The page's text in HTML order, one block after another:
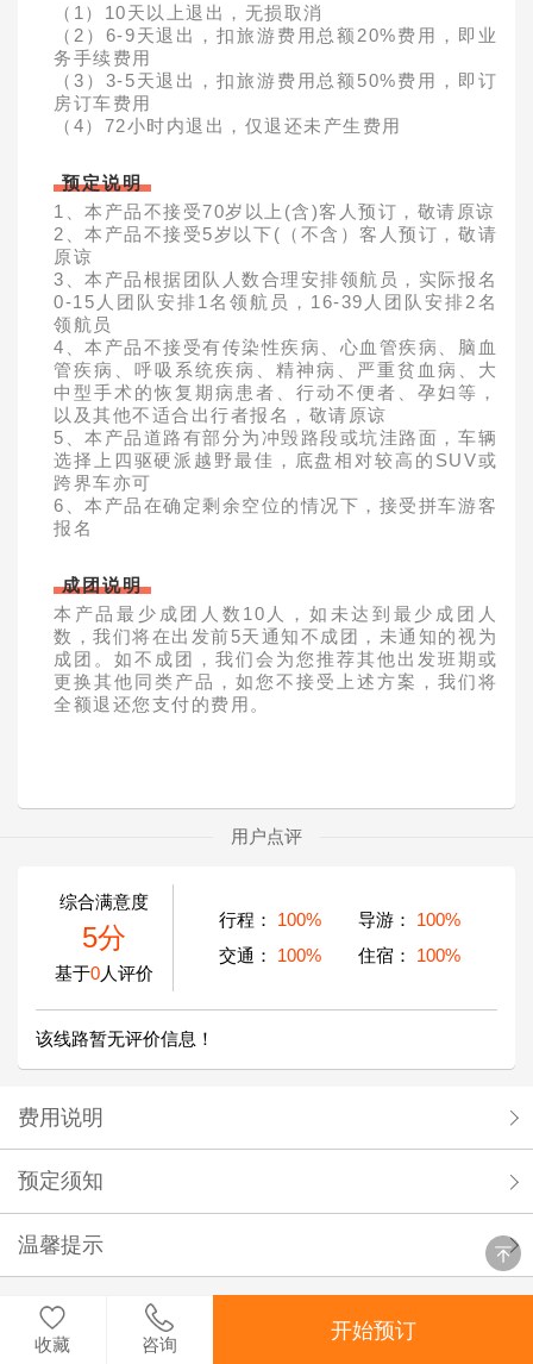
（1）10天以上退出，无损取消
（2）6-9天退出，扣旅游费用总额20%费用，即业
务手续费用
（3）3-5天退出，扣旅游费用总额50%费用，即订
房订车费用
（4）72小时内退出，仅退还未产生费用
预定说明
1、本产品不接受70岁以上(含)客人预订，敬请原谅
2、本产品不接受5岁以下(（不含）客人预订，敬请
原谅
3、本产品根据团队人数合理安排领航员，实际报名
0-15人团队安排1名领航员，16-39人团队安排2名
领航员
4、本产品不接受有传染性疾病、心血管疾病、脑血
管疾病、呼吸系统疾病、精神病、严重贫血病、大
中型手术的恢复期病患者、行动不便者、孕妇等，
以及其他不适合出行者报名，敬请原谅
5、本产品道路有部分为冲毁路段或坑洼路面，车辆
选择上四驱硬派越野最佳，底盘相对较高的SUV或
跨界车亦可
6、本产品在确定剩余空位的情况下，接受拼车游客
报名
成团说明
本产品最少成团人数10人，如未达到最少成团人
数，我们将在出发前5天通知不成团，未通知的视为
成团。如不成团，我们会为您推荐其他出发班期或
更换其他同类产品，如您不接受上述方案，我们将
全额退还您支付的费用。
用户点评
综合满意度
5分
基于0人评价
行程： 100% 导游：
100%
交通：
100% 住宿： 100%
该线路暂无评价信息！
费用说明
预定须知
温馨提示
收藏 咨询
开始预订